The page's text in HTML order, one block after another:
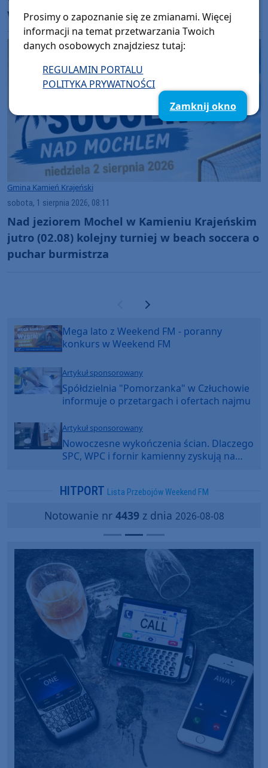
wraków samochodowych "Jedziemy dla
Fabiana"
Gmina Kamień Krajeński
sobota, 1 sierpnia 2026, 08:11
Nad jeziorem Mochel w Kamieniu Krajeńskim
jutro (02.08) kolejny turniej w beach soccera o
puchar burmistrza
Poprzednia strona
Następna strona
Mega lato z Weekend FM - poranny
konkurs w Weekend FM
Artykuł sponsorowany
Spółdzielnia "Pomorzanka" w Człuchowie
informuje o przetargach i ofertach najmu
Artykuł sponsorowany
Nowoczesne wykończenia ścian. Dlaczego
SPC, WPC i fornir kamienny zyskują na
HITPORT Lista Przebojów Weekend FM
Notowanie nr 4439z dnia 2026-08-08
Prosimy o zapoznanie się ze zmianami. Więcej
informacji na temat przetwarzania Twoich
danych osobowych znajdziesz tutaj:
REGULAMIN PORTALU
POLITYKA PRYWATNOŚCI
Zamknij okno